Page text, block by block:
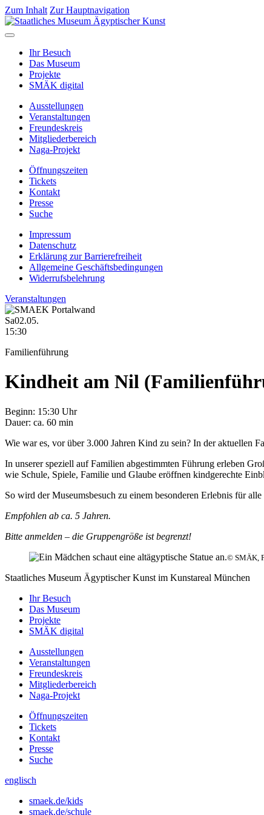
Zum Inhalt Zur Hauptnavigation
Ihr Besuch
Das Museum
Projekte
SMÄK digital
Ausstellungen
Veranstaltungen
Freundeskreis
Mitgliederbereich
Naga-Projekt
Öffnungszeiten
Tickets
Kontakt
Presse
Suche
Impressum
Datenschutz
Erklärung zur Barrierefreiheit
Allgemeine Geschäftsbedingungen
Widerrufsbelehrung
Veranstaltungen
Sa02.05.
15:30
Familienführung
Kindheit am Nil
Beginn: 15:30 Uhr
Dauer: ca. 60 min
Wie war es, vor über 3.000 Jahren Kind zu sein? In der aktuellen
In unserer speziell auf Familien abgestimmten Führung erleben
wie Schule, Spiele, Familie und Glaube eröffnen kindgerechte
So wird der Museumsbesuch zu einem besonderen Erlebnis für alle
Empfohlen ab ca. 5 Jahren.
Bitte anmelden – die Gruppengröße ist begrenzt!
© SMÄK,
Staatliches Museum Ägyptischer Kunst im Kunstareal München
Ihr Besuch
Das Museum
Projekte
SMÄK digital
Ausstellungen
Veranstaltungen
Freundeskreis
Mitgliederbereich
Naga-Projekt
Öffnungszeiten
Tickets
Kontakt
Presse
Suche
englisch
smaek.de/kids
smaek.de/schule